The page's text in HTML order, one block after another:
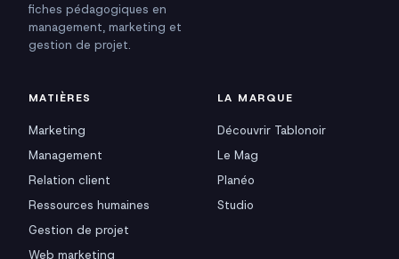
fiches pédagogiques en
management, marketing et
gestion de projet.
MATIÈRES
Marketing
Management
Relation client
Ressources humaines
Gestion de projet
Web marketing
LA MARQUE
Découvrir Tablonoir
Le Mag
Planéo
Studio